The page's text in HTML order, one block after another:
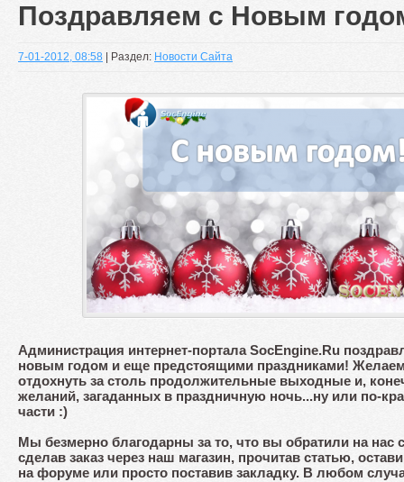
Поздравляем с Новым
7-01-2012, 08:58 | Раздел: Новости Сайта
Администрация интернет-портала SocEngine.Ru
новым годом и еще предстоящими праздниками! Желаем
отдохнуть за столь продолжительные выходные и,
желаний, загаданных в праздничную ночь...ну или по-
части :)
Мы безмерно благодарны за то, что вы обратили на нас
сделав заказ через наш магазин, прочитав статью,
на форуме или просто поставив закладку. В любом